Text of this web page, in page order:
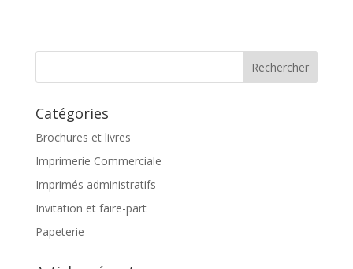
Catégories
Brochures et livres
Imprimerie Commerciale
Imprimés administratifs
Invitation et faire-part
Papeterie